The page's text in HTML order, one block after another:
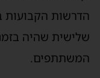
הדרשות הקבועות
שלישית שהיה
המשתתפים.